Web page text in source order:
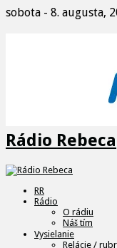
sobota - 8. augusta,
Rádio Rebeca
RR
Rádio
O rádiu
Náš tím
Vysielanie
Relácie /